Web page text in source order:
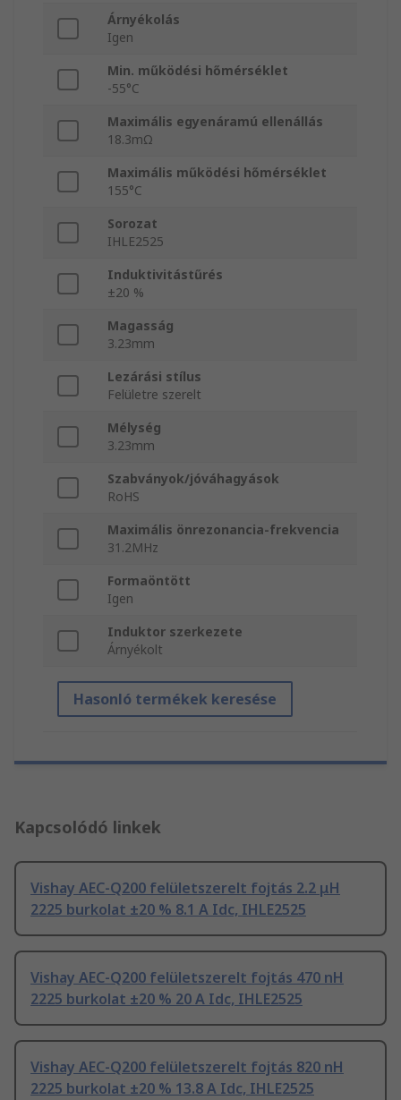
Árnyékolás
Igen
Min. működési hőmérséklet
-55°C
Maximális egyenáramú ellenállás
18.3mΩ
Maximális működési hőmérséklet
155°C
Sorozat
IHLE2525
Induktivitástűrés
±20 %
Magasság
3.23mm
Lezárási stílus
Felületre szerelt
Mélység
3.23mm
Szabványok/jóváhagyások
RoHS
Maximális önrezonancia-frekvencia
31.2MHz
Formaöntött
Igen
Induktor szerkezete
Árnyékolt
Hasonló termékek keresése
Kapcsolódó linkek
Vishay AEC-Q200 felületszerelt fojtás 2.2 μH
2225 burkolat ±20 % 8.1 A Idc, IHLE2525
Vishay AEC-Q200 felületszerelt fojtás 470 nH
2225 burkolat ±20 % 20 A Idc, IHLE2525
Vishay AEC-Q200 felületszerelt fojtás 820 nH
2225 burkolat ±20 % 13.8 A Idc, IHLE2525